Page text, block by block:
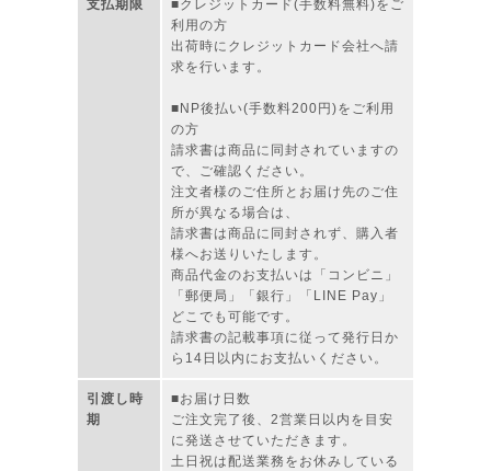
支払期限
■クレジットカード(手数料無料)をご
利用の方
出荷時にクレジットカード会社へ請
求を行います。
■NP後払い(手数料200円)をご利用
の方
請求書は商品に同封されていますの
で、ご確認ください。
注文者様のご住所とお届け先のご住
所が異なる場合は、
請求書は商品に同封されず、購入者
様へお送りいたします。
商品代金のお支払いは「コンビニ」
「郵便局」「銀行」「LINE Pay」
どこでも可能です。
請求書の記載事項に従って発行日か
ら14日以内にお支払いください。
引渡し時
期
■お届け日数
ご注文完了後、2営業日以内を目安
に発送させていただきます。
土日祝は配送業務をお休みしている